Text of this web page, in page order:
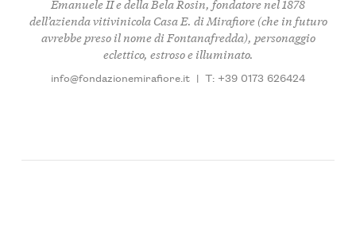
Emanuele II e della Bela Rosin, fondatore nel 1878
dell’azienda vitivinicola Casa E. di Mirafiore (che in futuro
avrebbe preso il nome di Fontanafredda), personaggio
eclettico, estroso e illuminato.
info@fondazionemirafiore.it | T: +39 0173 626424